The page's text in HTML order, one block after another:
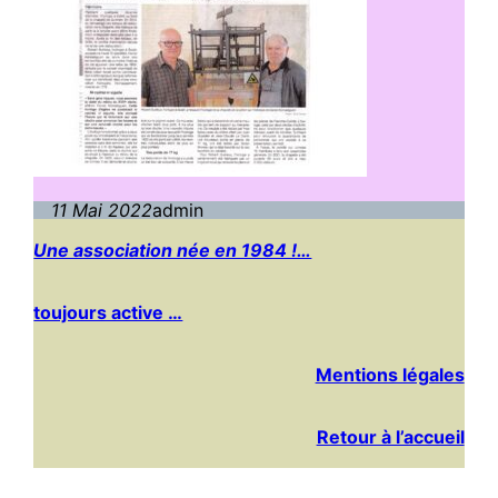
11 Mai 2022admin
Une association née en 1984 !…
toujours active …
Mentions légales
Retour à l’accueil